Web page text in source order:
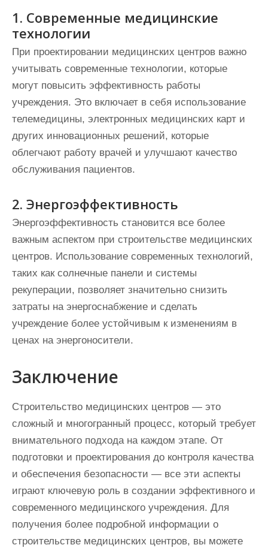
1. Современные медицинские
технологии
При проектировании медицинских центров важно
учитывать современные технологии, которые
могут повысить эффективность работы
учреждения. Это включает в себя использование
телемедицины, электронных медицинских карт и
других инновационных решений, которые
облегчают работу врачей и улучшают качество
обслуживания пациентов.
2. Энергоэффективность
Энергоэффективность становится все более
важным аспектом при строительстве медицинских
центров. Использование современных технологий,
таких как солнечные панели и системы
рекуперации, позволяет значительно снизить
затраты на энергоснабжение и сделать
учреждение более устойчивым к изменениям в
ценах на энергоносители.
Заключение
Строительство медицинских центров — это
сложный и многогранный процесс, который требует
внимательного подхода на каждом этапе. От
подготовки и проектирования до контроля качества
и обеспечения безопасности — все эти аспекты
играют ключевую роль в создании эффективного и
современного медицинского учреждения. Для
получения более подробной информации о
строительстве медицинских центров, вы можете